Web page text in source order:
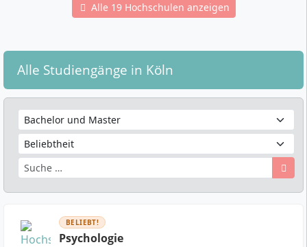
Alle 19 Hochschulen anzeigen
Alle Studiengänge in Köln
BELIEBT!
Psychologie